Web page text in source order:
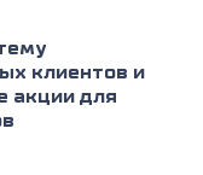
клиентов и
акции для